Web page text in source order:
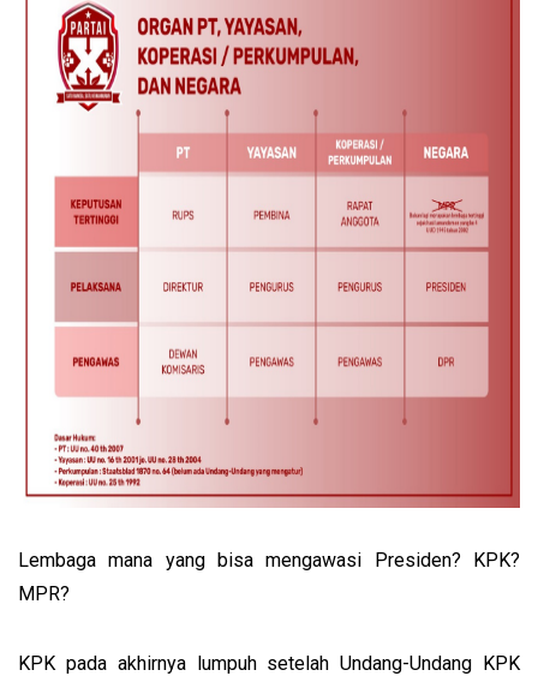
Lembaga mana yang bisa mengawasi Presiden? KPK?
MPR?
KPK pada akhirnya lumpuh setelah Undang-Undang KPK